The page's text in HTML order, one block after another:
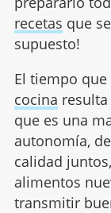
recetas que
supuesto!
El tiempo
cocina
que es una
autonomía,
calidad
alimentos
transmitir